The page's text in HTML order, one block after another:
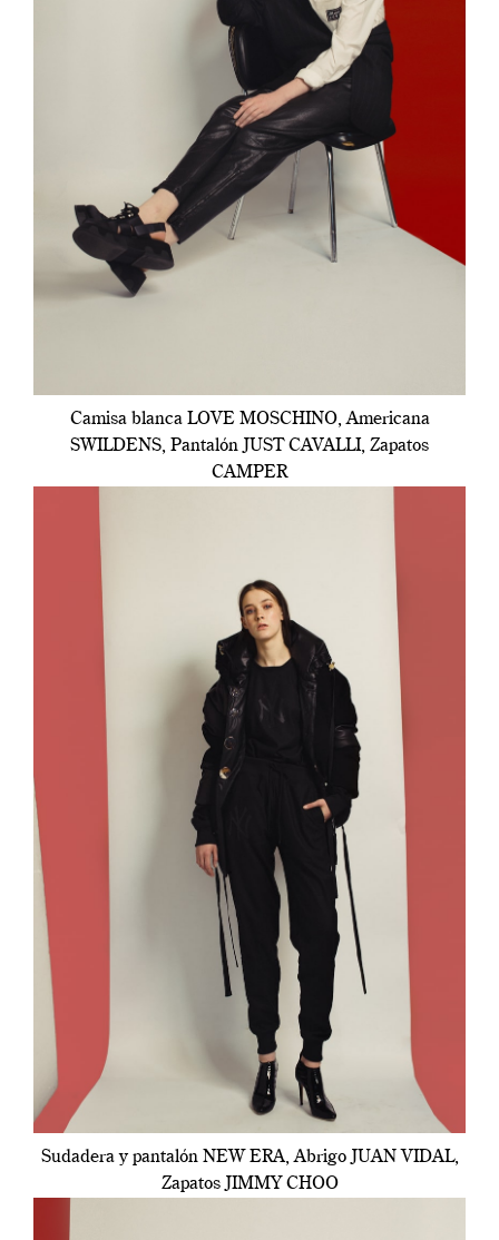
Camisa blanca LOVE MOSCHINO, Americana
SWILDENS, Pantalón JUST CAVALLI, Zapatos
CAMPER
Sudadera y pantalón NEW ERA, Abrigo JUAN VIDAL,
Zapatos JIMMY CHOO